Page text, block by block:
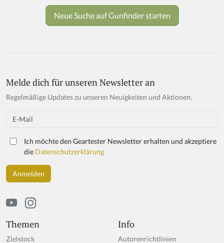
Themen
Zielstock
Info
Autorenrichtlinien
Melde dich für unseren Newsletter an
Regelmäßige Updates zu unseren Neuigkeiten und Aktionen.
Email
Ich möchte den Geartester Newsletter erhalten und akzeptiere
die Datenschutzerklärung